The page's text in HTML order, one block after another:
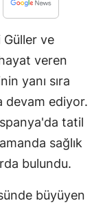
Çorum
Denizli
Diyarbakır
Edirne
Erzincan
Erzurum
Güller ve
veren
yanı sıra
devam ediyor.
tatil
sağlık
bulundu.
büyüyen